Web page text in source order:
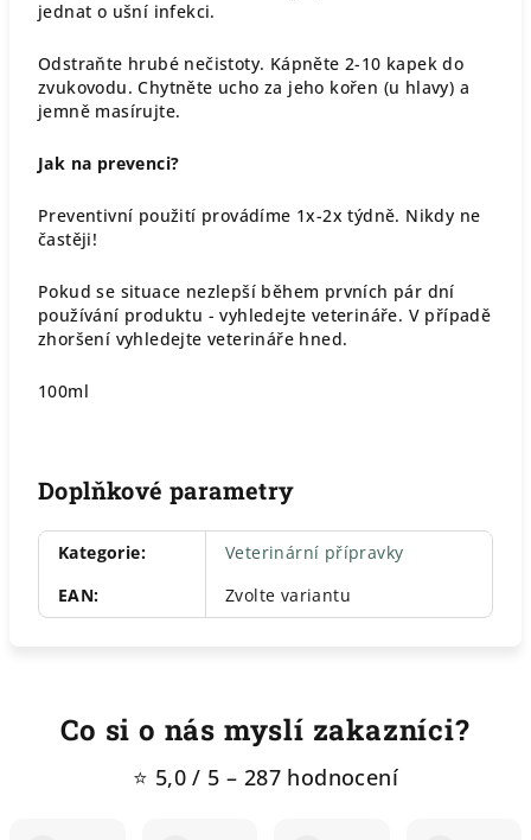
jednat o ušní infekci.
Odstraňte hrubé nečistoty. Kápněte 2-10 kapek do
zvukovodu. Chytněte ucho za jeho kořen (u hlavy) a
jemně masírujte.
Jak na prevenci?
Preventivní použití provádíme 1x-2x týdně. Nikdy ne
častěji!
Pokud se situace nezlepší během prvních pár dní
používání produktu - vyhledejte veterináře. V případě
zhoršení vyhledejte veterináře hned.
100ml
Doplňkové parametry
Kategorie:
Veterinární přípravky
EAN: Zvolte variantu
Co si o nás myslí zakazníci?
⭐ 5,0 / 5 – 287 hodnocení